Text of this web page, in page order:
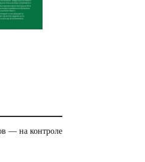
— на контроле